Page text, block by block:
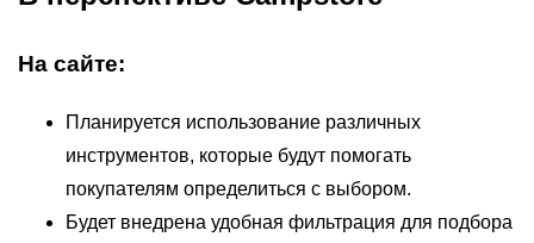
На сайте:
Планируется использование различных
инструментов, которые будут помогать
покупателям определиться с выбором.
Будет внедрена удобная фильтрация для подбора